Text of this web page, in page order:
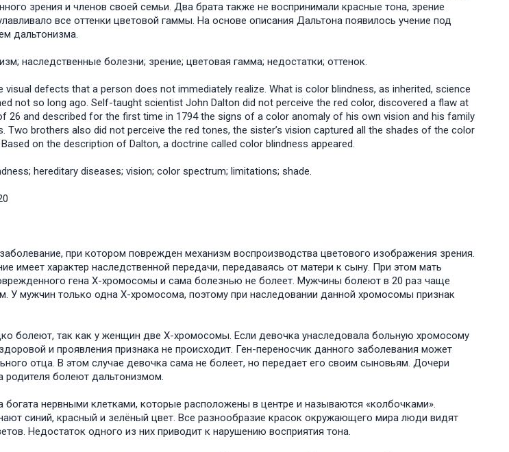
зрения и членов своей семьи. Два брата также не воспринимали красные тона, зрение
все оттенки цветовой гаммы. На основе описания Дальтона появилось учение под
дальтонизма.
наследственные болезни; зрение; цветовая гамма; недостатки; оттенок.
visual defects that a person does not immediately realize. What is color blindness, as inherited, science
not so long ago. Self-taught scientist John Dalton did not perceive the red color, discovered a flaw at
26 and described for the first time in 1794 the signs of a color anomaly of his own vision and his family
Two brothers also did not perceive the red tones, the sister’s vision captured all the shades of the color
on the description of Dalton, a doctrine called color blindness appeared.
hereditary diseases; vision; color spectrum; limitations; shade.
при котором поврежден механизм воспроизводства цветового изображения зрения.
имеет характер наследственной передачи, передаваясь от матери к сыну. При этом мать
гена Х-хромосомы и сама болезнью не болеет. Мужчины болеют в 20 раз чаще
У мужчин только одна Х-хромосома, поэтому при наследовании данной хромосомы признак
болеют, так как у женщин две Х-хромосомы. Если девочка унаследовала больную хромосому
и проявления признака не происходит. Ген-переносчик данного заболевания может
отца. В этом случае девочка сама не болеет, но передает его своим сыновьям. Дочери
родителя болеют дальтонизмом.
богата нервными клетками, которые расположены в центре и называются «колбочками».
синий, красный и зелёный цвет. Все разнообразие красок окружающего мира люди видят
Недостаток одного из них приводит к нарушению восприятия тона.